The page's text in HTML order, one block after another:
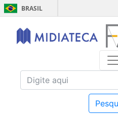
BRASIL